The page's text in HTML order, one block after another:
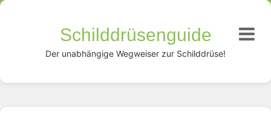
Schilddrüsenguide
Der unabhängige Wegweiser zur Schilddrüse!